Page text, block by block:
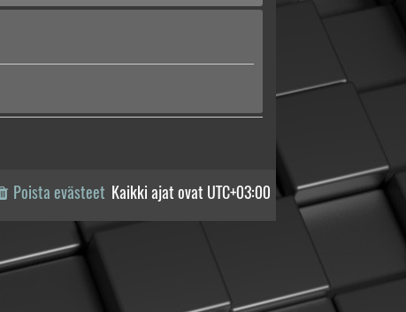
Kaikki ajat ovat UTC+03:00
Poista evästeet